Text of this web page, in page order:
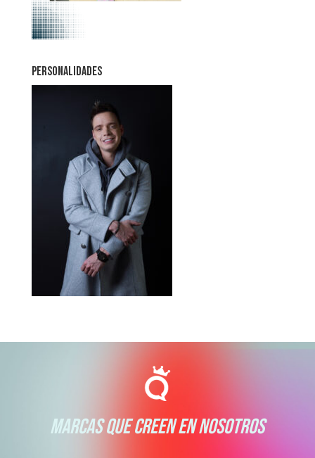
PERSONALIDADES
MARCAS QUE CREEN EN NOSOTROS